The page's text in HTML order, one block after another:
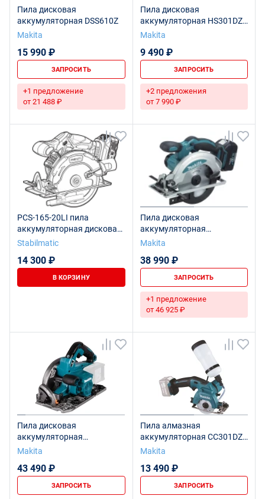
Пила дисковая
аккумуляторная DSS610Z
Makita
15 990 ₽
ЗАПРОСИТЬ
+1 предложение
от 21 488 ₽
Пила дисковая
аккумуляторная HS301DZ
CXT
Makita
9 490 ₽
ЗАПРОСИТЬ
+2 предложения
от 7 990 ₽
PCS-165-20LI пила
аккумуляторная дисковая
STABILMATIC
Stabilmatic
14 300 ₽
В КОРЗИНУ
Пила дисковая
аккумуляторная
DSS610RFE LXT
Makita
38 990 ₽
ЗАПРОСИТЬ
+1 предложение
от 46 925 ₽
Пила дисковая
аккумуляторная
HS004GZ01
Makita
43 490 ₽
ЗАПРОСИТЬ
Пила алмазная
аккумуляторная CC301DZ
CXT
Makita
13 490 ₽
ЗАПРОСИТЬ